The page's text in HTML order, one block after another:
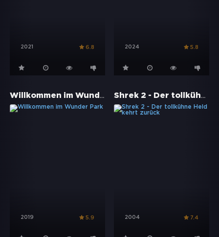
2021 6.8 2024 5.8
Willkommen im Wunder Park
2019 5.9
Shrek 2 - Der tollkühne Held kehrt zurück
2004 7.4